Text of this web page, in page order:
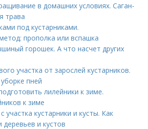
в домашних условиях. Саган-
трава
под кустарниками.
прополка или вспашка
горошек. А что насчет других
участка от зарослей кустарников.
пней
лилейники к зиме.
к зиме
участка кустарники и кусты. Как
и кустов